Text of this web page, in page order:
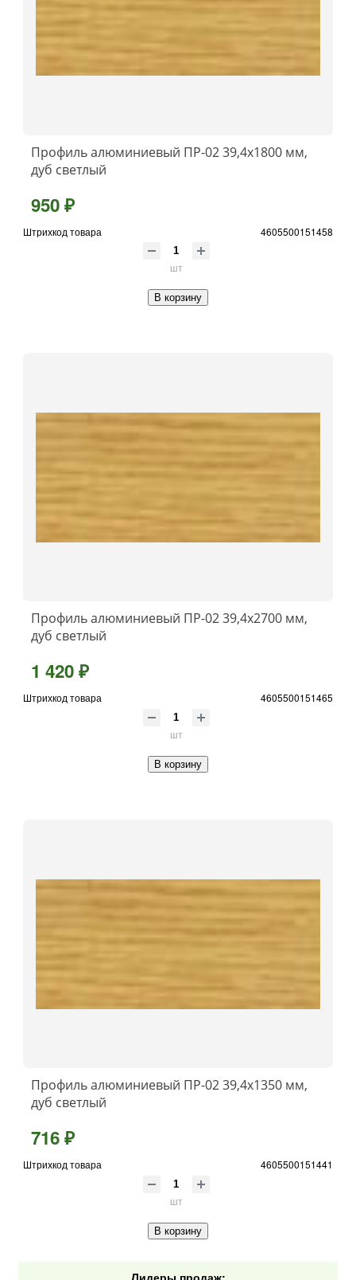
Профиль алюминиевый ПР-02 39,4x1800 мм,
дуб светлый
950 ₽
Штрихкод товара 4605500151458
шт
В корзину
Профиль алюминиевый ПР-02 39,4x2700 мм,
дуб светлый
1 420 ₽
Штрихкод товара 4605500151465
шт
В корзину
Профиль алюминиевый ПР-02 39,4x1350 мм,
дуб светлый
716 ₽
Штрихкод товара 4605500151441
шт
В корзину